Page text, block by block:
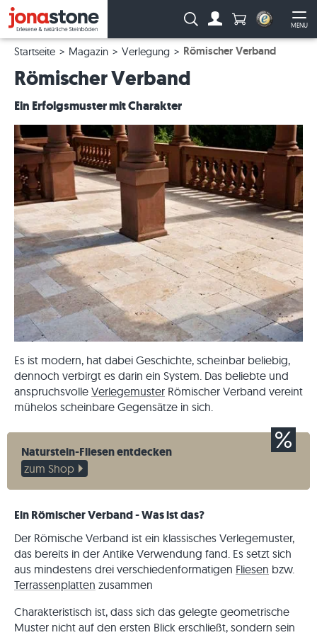
MENU
Suche: Anzahl
Startseite Magazin Verlegung Römischer Verband
Römischer Verband
Ein Erfolgsmuster mit Charakter
Es ist modern, hat dabei Geschichte, scheinbar beliebig,
dennoch verbirgt es darin ein System. Das beliebte und
anspruchsvolle Verlegemuster Römischer Verband vereint
mühelos scheinbare Gegensätze in sich.
Naturstein-Fliesen entdecken
zum Shop
Ein Römischer Verband - Was ist das?
Der Römische Verband ist ein klassisches Verlegemuster,
das bereits in der Antike Verwendung fand. Es setzt sich
aus mindestens drei verschiedenformatigen Fliesen bzw.
Terrassenplatten zusammen
Charakteristisch ist, dass sich das gelegte geometrische
Muster nicht auf den ersten Blick erschließt, sondern sein